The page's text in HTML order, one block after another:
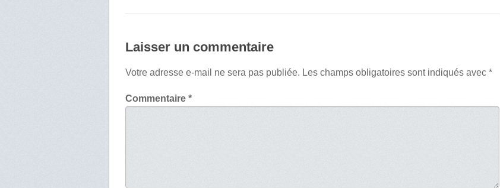
Laisser un commentaire
Votre adresse e-mail ne sera pas publiée. Les champs obligatoires sont indiqués avec*
Commentaire*